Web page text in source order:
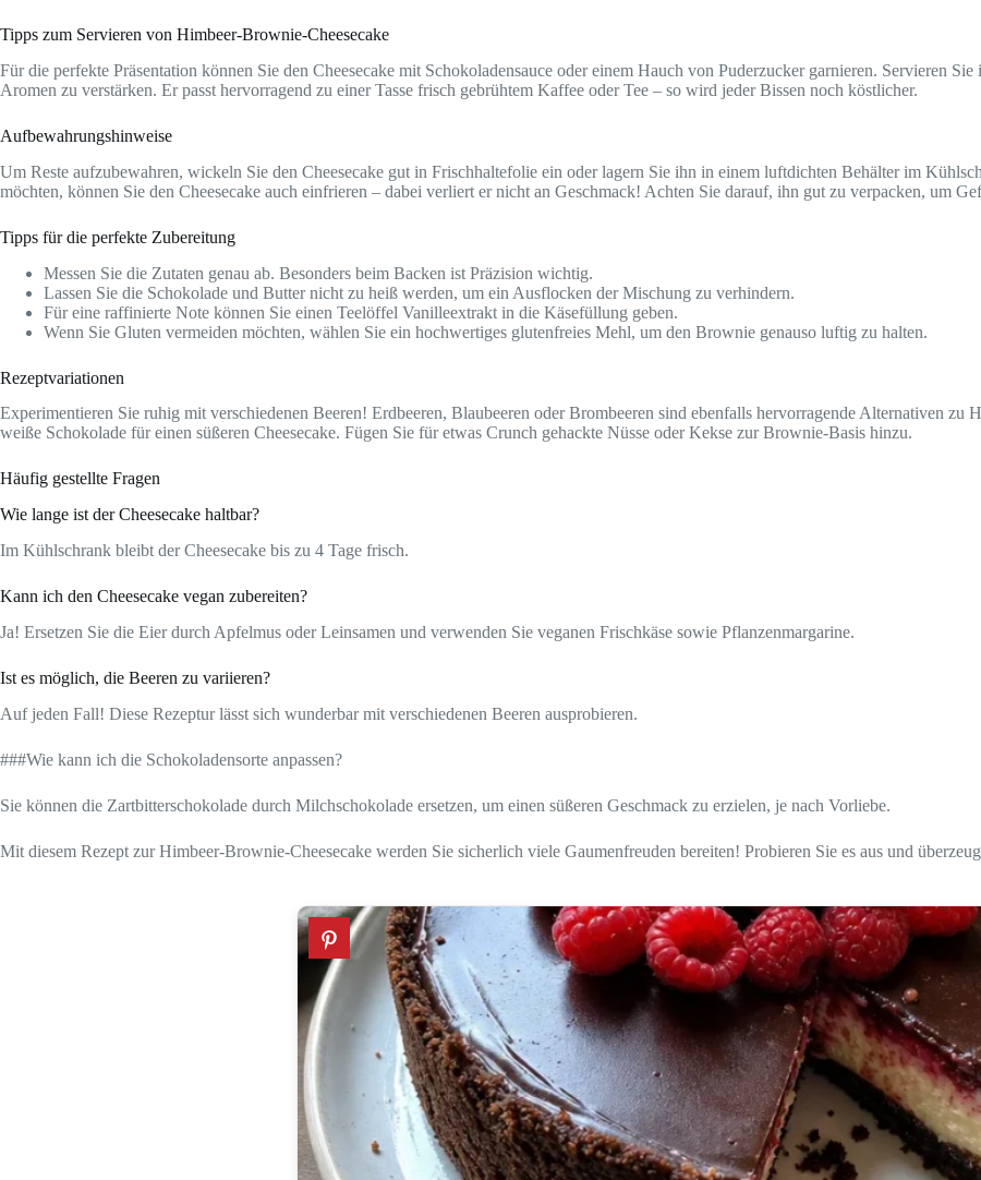
Tipps zum Servieren von Himbeer-Brownie-Cheesecake
Für die perfekte Präsentation können Sie den Cheesecake mit Schokoladensauce oder einem Hauch von Puderzucker garnieren. Servieren
Aromen zu verstärken. Er passt hervorragend zu einer Tasse frisch gebrühtem Kaffee oder Tee – so wird jeder Bissen noch köstlicher.
Aufbewahrungshinweise
Um Reste aufzubewahren, wickeln Sie den Cheesecake gut in Frischhaltefolie ein oder lagern Sie ihn in einem luftdichten Behälter im
möchten, können Sie den Cheesecake auch einfrieren – dabei verliert er nicht an Geschmack! Achten Sie darauf, ihn gut zu verpacken, um
Tipps für die perfekte Zubereitung
Messen Sie die Zutaten genau ab. Besonders beim Backen ist Präzision wichtig.
Lassen Sie die Schokolade und Butter nicht zu heiß werden, um ein Ausflocken der Mischung zu verhindern.
Für eine raffinierte Note können Sie einen Teelöffel Vanilleextrakt in die Käsefüllung geben.
Wenn Sie Gluten vermeiden möchten, wählen Sie ein hochwertiges glutenfreies Mehl, um den Brownie genauso luftig zu halten.
Rezeptvariationen
Experimentieren Sie ruhig mit verschiedenen Beeren! Erdbeeren, Blaubeeren oder Brombeeren sind ebenfalls hervorragende Alternativen zu
weiße Schokolade für einen süßeren Cheesecake. Fügen Sie für etwas Crunch gehackte Nüsse oder Kekse zur Brownie-Basis hinzu.
Häufig gestellte Fragen
Wie lange ist der Cheesecake haltbar?
Im Kühlschrank bleibt der Cheesecake bis zu 4 Tage frisch.
Kann ich den Cheesecake vegan zubereiten?
Ja! Ersetzen Sie die Eier durch Apfelmus oder Leinsamen und verwenden Sie veganen Frischkäse sowie Pflanzenmargarine.
Ist es möglich, die Beeren zu variieren?
Auf jeden Fall! Diese Rezeptur lässt sich wunderbar mit verschiedenen Beeren ausprobieren.
###Wie kann ich die Schokoladensorte anpassen?
Sie können die Zartbitterschokolade durch Milchschokolade ersetzen, um einen süßeren Geschmack zu erzielen, je nach Vorliebe.
Mit diesem Rezept zur Himbeer-Brownie-Cheesecake werden Sie sicherlich viele Gaumenfreuden bereiten! Probieren Sie es aus und